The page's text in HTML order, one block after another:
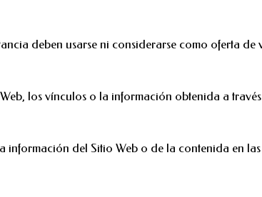
deben usarse ni considerarse como oferta
los vínculos o la información obtenida a
del Sitio Web o de la contenida en las